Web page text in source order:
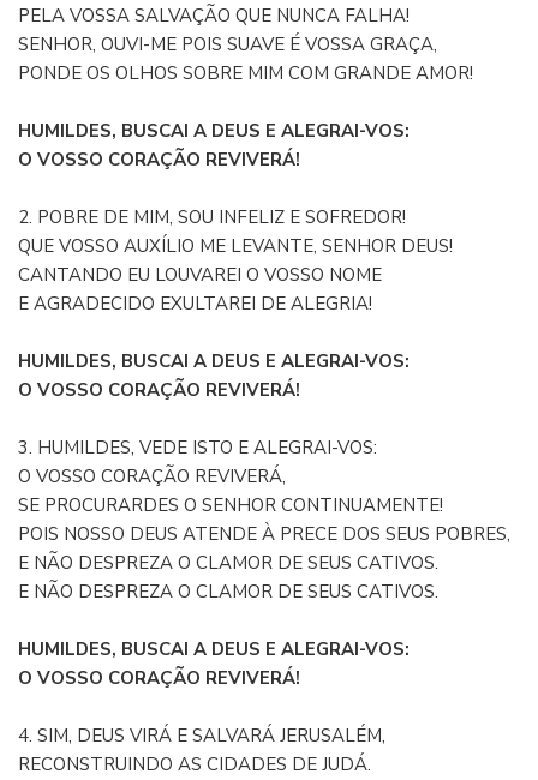
PELA VOSSA SALVAÇÃO QUE NUNCA FALHA!
SENHOR, OUVI-ME POIS SUAVE É VOSSA GRAÇA,
PONDE OS OLHOS SOBRE MIM COM GRANDE AMOR!
HUMILDES, BUSCAI A DEUS E ALEGRAI-VOS:
O VOSSO CORAÇÃO REVIVERÁ!
2. POBRE DE MIM, SOU INFELIZ E SOFREDOR!
QUE VOSSO AUXÍLIO ME LEVANTE, SENHOR DEUS!
CANTANDO EU LOUVAREI O VOSSO NOME
E AGRADECIDO EXULTAREI DE ALEGRIA!
HUMILDES, BUSCAI A DEUS E ALEGRAI-VOS:
O VOSSO CORAÇÃO REVIVERÁ!
3. HUMILDES, VEDE ISTO E ALEGRAI-VOS:
O VOSSO CORAÇÃO REVIVERÁ,
SE PROCURARDES O SENHOR CONTINUAMENTE!
POIS NOSSO DEUS ATENDE À PRECE DOS SEUS POBRES,
E NÃO DESPREZA O CLAMOR DE SEUS CATIVOS.
E NÃO DESPREZA O CLAMOR DE SEUS CATIVOS.
HUMILDES, BUSCAI A DEUS E ALEGRAI-VOS:
O VOSSO CORAÇÃO REVIVERÁ!
4. SIM, DEUS VIRÁ E SALVARÁ JERUSALÉM,
RECONSTRUINDO AS CIDADES DE JUDÁ.